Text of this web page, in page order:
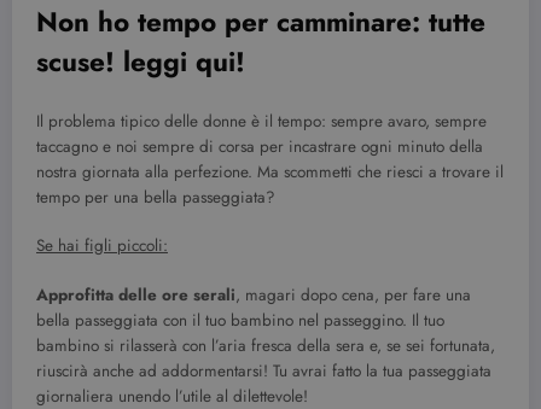
Non ho tempo per camminare: tutte
scuse! leggi qui!
Il problema tipico delle donne è il tempo: sempre avaro, sempre
taccagno e noi sempre di corsa per incastrare ogni minuto della
nostra giornata alla perfezione. Ma scommetti che riesci a trovare il
tempo per una bella passeggiata?
Se hai figli piccoli:
Approfitta delle ore serali, magari dopo cena, per fare una
bella passeggiata con il tuo bambino nel passeggino. Il tuo
bambino si rilasserà con l’aria fresca della sera e, se sei fortunata,
riuscirà anche ad addormentarsi! Tu avrai fatto la tua passeggiata
giornaliera unendo l’utile al dilettevole!